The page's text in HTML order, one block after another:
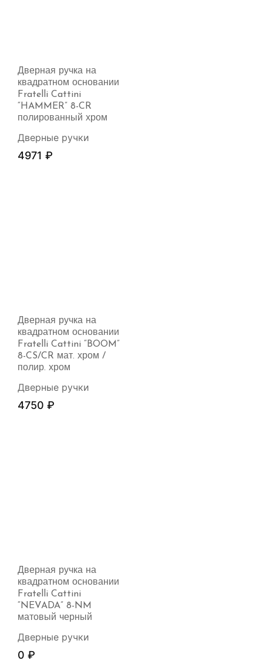
Дверная ручка на
квадратном основании
Fratelli Cattini
“HAMMER” 8-CR
полированный хром
Дверные ручки
4971 ₽
Дверная ручка на
квадратном основании
Fratelli Cattini “BOOM”
8-CS/CR мат. хром /
полир. хром
Дверные ручки
4750 ₽
Дверная ручка на
квадратном основании
Fratelli Cattini
“NEVADA” 8-NM
матовый черный
Дверные ручки
0 ₽